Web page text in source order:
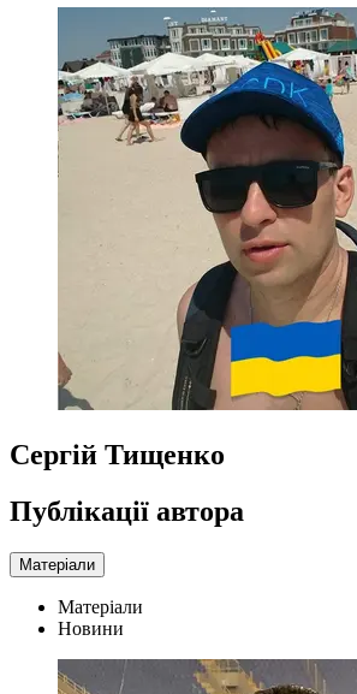
Сергій Тищенко
Публікації автора
Матеріали
Матеріали
Новини